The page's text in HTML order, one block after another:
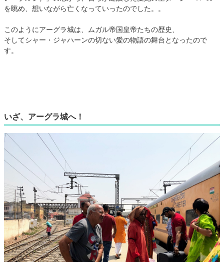
を眺め、想いながら亡くなっていったのでした。。
このようにアーグラ城は、ムガル帝国皇帝たちの歴史、
そしてシャー・ジャハーンの切ない愛の物語の舞台となったので
す。
いざ、アーグラ城へ！